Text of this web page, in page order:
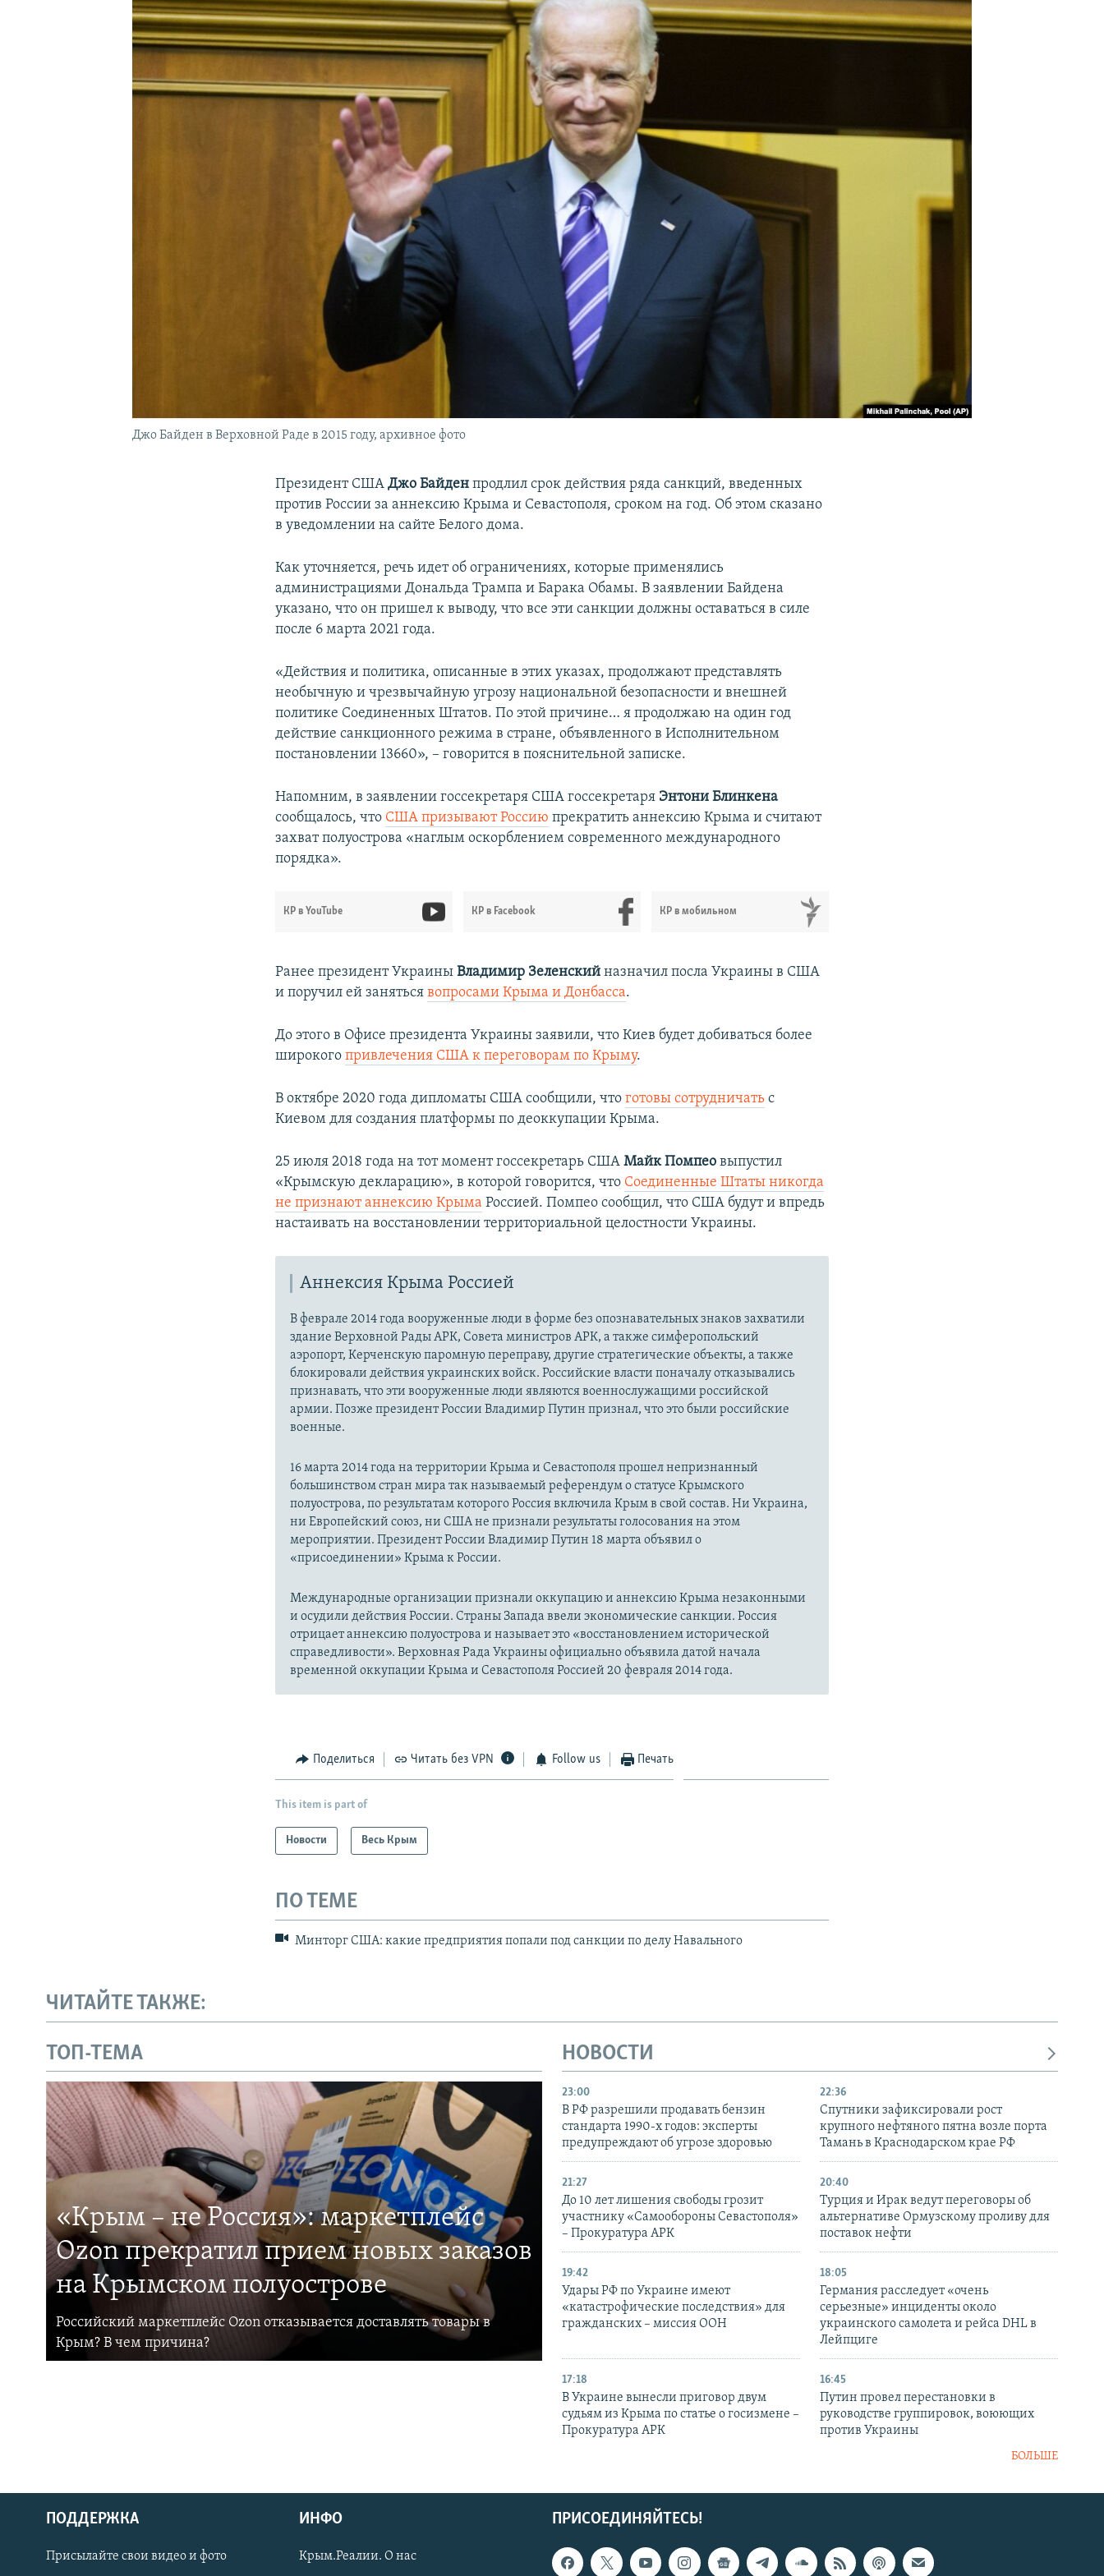
КРЫМ.НЕПОКОРЕННЫЙ
УКРАИНСКАЯ ПРОБЛЕМА КРЫМА
Українською
Джо Байден в Верховной Раде в 2015 году, архивное фото
Президент СШАДжо Байден продлил срок действия ряда санкций, введенных
против России за аннексию Крыма и Севастополя, сроком на год. Об этом сказано
в уведомлении на сайте Белого дома.
Как уточняется, речь идет об ограничениях, которые применялись
администрациями Дональда Трампа и Барака Обамы. В заявлении Байдена
указано, что он пришел к выводу, что все эти санкции должны оставаться в силе
после 6 марта 2021 года.
«Действия и политика, описанные в этих указах, продолжают представлять
необычную и чрезвычайную угрозу национальной безопасности и внешней
политике Соединенных Штатов. По этой причине… я продолжаю на один год
действие санкционного режима в стране, объявленного в Исполнительном
постановлении 13660», – говорится в пояснительной записке.
Напомним, в заявлении госсекретаря США госсекретаря Энтони Блинкена
сообщалось, что США призывают Россию прекратить аннексию Крыма и считают
захват полуострова «наглым оскорблением современного международного
порядка».
КР в YouTube КР в Facebook КР в мобильном
Ранее президент УкраиныВладимир Зеленский назначил посла Украины в США
и поручил ей занятьсявопросами Крыма и Донбасса.
До этого в Офисе президента Украины заявили, что Киев будет добиваться более
широкогопривлечения США к переговорам по Крыму.
В октябре 2020 года дипломаты США сообщили, чтоготовы сотрудничать с
Киевом для создания платформы по деоккупации Крыма.
25 июля 2018 года на тот момент госсекретарь СШАМайк Помпео выпустил
«Крымскую декларацию», в которой говорится, что Соединенные Штаты никогда
не признают аннексию Крыма Россией. Помпео сообщил, что США будут и впредь
настаивать на восстановлении территориальной целостности Украины.
Аннексия Крыма Россией
В феврале 2014 года вооруженные люди в форме без опознавательных знаков захватили
здание Верховной Рады АРК, Совета министров АРК, а также симферопольский
аэропорт, Керченскую паромную переправу, другие стратегические объекты, а также
блокировали действия украинских войск. Российские власти поначалу отказывались
признавать, что эти вооруженные люди являются военнослужащими российской
армии. Позже президент России Владимир Путин признал, что это были российские
военные.
16 марта 2014 года на территории Крыма и Севастополя прошел непризнанный
большинством стран мира так называемый референдум о статусе Крымского
полуострова, по результатам которого Россия включила Крым в свой состав. Ни Украина,
ни Европейский союз, ни США не признали результаты голосования на этом
мероприятии. Президент России Владимир Путин 18 марта объявил о
«присоединении» Крыма к России.
Международные организации признали оккупацию и аннексию Крыма незаконными
и осудили действия России. Страны Запада ввели экономические санкции. Россия
отрицает аннексию полуострова и называет это «восстановлением исторической
справедливости». Верховная Рада Украины официально объявила датой начала
временной оккупации Крыма и Севастополя Россией 20 февраля 2014 года.
Поделиться Читать без VPN Follow us Печать
This item is part of
Новости Весь Крым
ПО ТЕМЕ
Минторг США: какие предприятия попали под санкции по делу Навального
ЧИТАЙТЕ ТАКЖЕ:
ТОП-ТЕМА
«Крым – не Россия»: маркетплейс
Ozon прекратил прием новых заказов
на Крымском полуострове
Российский маркетплейс Ozon отказывается доставлять товары в
Крым? В чем причина?
НОВОСТИ
23:00
В РФ разрешили продавать бензин
стандарта 1990-х годов: эксперты
предупреждают об угрозе здоровью
22:36
Спутники зафиксировали рост
крупного нефтяного пятна возле порта
Тамань в Краснодарском крае РФ
21:27
До 10 лет лишения свободы грозит
участнику «Самообороны Севастополя»
– Прокуратура АРК
20:40
Турция и Ирак ведут переговоры об
альтернативе Ормузскому проливу для
поставок нефти
19:42
Удары РФ по Украине имеют
«катастрофические последствия» для
гражданских – миссия ООН
18:05
Германия расследует «очень
серьезные» инциденты около
украинского самолета и рейса DHL в
Лейпциге
17:18
В Украине вынесли приговор двум
судьям из Крыма по статье о госизмене –
Прокуратура АРК
16:45
Путин провел перестановки в
руководстве группировок, воюющих
против Украины
БОЛЬШЕ
ПРИСОЕДИНЯЙТЕСЬ!
ПОДДЕРЖКА
Присылайте свои видео и фото
ИНФО
Крым.Реалии. О нас